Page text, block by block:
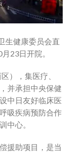
生健康委员会直
23日开院。
），集医疗、
并承担中央保健
中日友好临床医
吸疾病预防合作
中心。
援助项目，是当